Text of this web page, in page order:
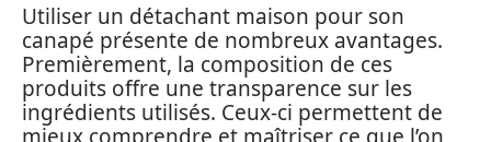
Utiliser un détachant maison pour son
canapé présente de nombreux avantages.
Premièrement, la composition de ces
produits offre une transparence sur les
ingrédients utilisés. Ceux-ci permettent de
mieux comprendre et maîtriser ce que l’on